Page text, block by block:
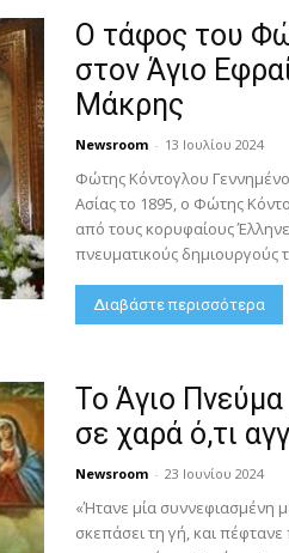
Ο τάφος του
στον Άγιο
Μάκρης
Newsroom - 13 Ιουλίου 2024
Φώτης Κόντογλου
Ασίας το 1895, ο Φώτης
από τους κορυφαίους
πνευματικούς δημιουργούς
Διαβάστε περισσότερα
Το Άγιο
σε χαρά ό,τι
Newsroom - 23 Ιουνίου 2024
«Ήτανε μία συννεφιασμένη
σκεπάσει τη γή, και